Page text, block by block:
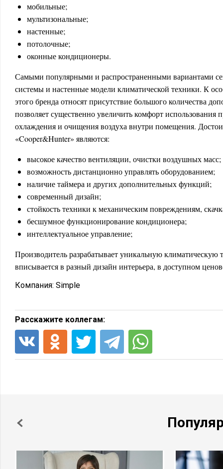
мобильные;
мультизональные;
настенные;
потолочные;
оконные кондиционеры.
Самыми популярными и распространенными вариантами
системы и настенные модели климатической техники. К
этого бренда относят присутствие большого количества
позволяет существенно увеличить комфорт использования
охлаждения и очищения воздуха внутри помещения.
«Cooper&Hunter» являются:
высокое качество вентиляции, очистки воздушных масс;
возможность дистанционно управлять оборудованием;
наличие таймера и других дополнительных функций;
современный дизайн;
стойкость техники к механическим повреждениям,
бесшумное функционирование кондиционера;
интеллектуальное управление;
Производитель разрабатывает уникальную климатическую
вписывается в разный дизайн интерьера, в доступном
Компания: Simple
Расскажите коллегам: